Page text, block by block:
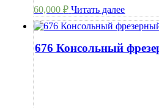
60,000₽ Читать далее
676 Консольный